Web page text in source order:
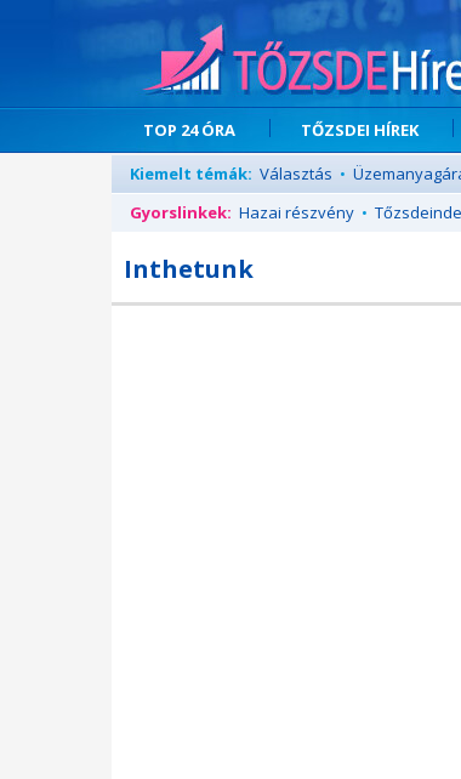
TOP 24 ÓRA TŐZSDEI HÍREK
Kiemelt témák: Választás •
Gyorslinkek: Hazai részvény •
Inthetunk